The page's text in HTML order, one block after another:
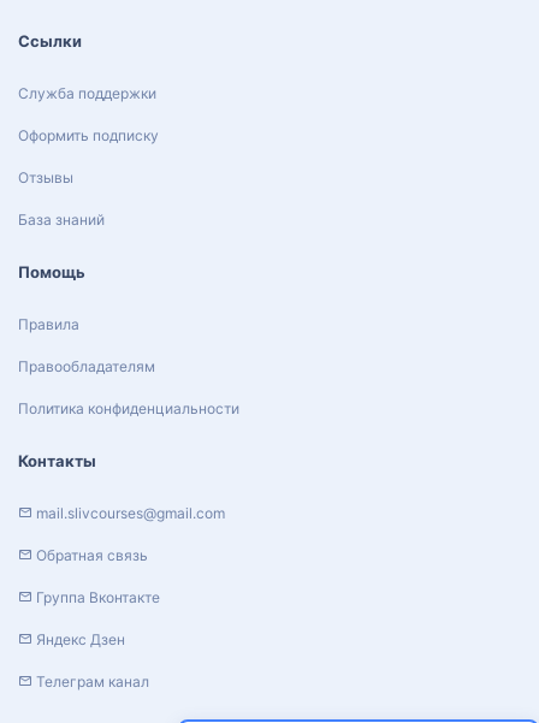
Ссылки
Служба поддержки
Оформить подписку
Отзывы
База знаний
Помощь
Правила
Правообладателям
Политика конфиденциальности
Контакты
mail.slivcourses@gmail.com
Обратная связь
Группа Вконтакте
Яндекс Дзен
Телеграм канал